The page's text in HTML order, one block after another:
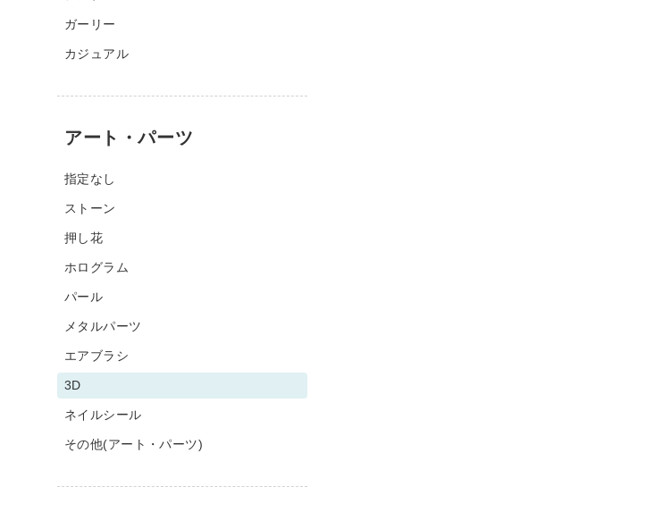
ガーリー
カジュアル
アート・パーツ
指定なし
ストーン
押し花
ホログラム
パール
メタルパーツ
エアブラシ
3D
ネイルシール
その他(アート・パーツ)